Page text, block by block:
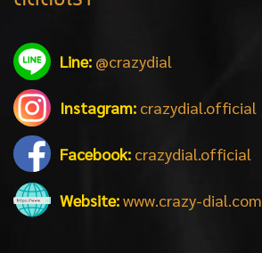
Line: @crazydial
Instagram: crazydial.official
Facebook: crazydial.official
Website:www.crazy-dial.com